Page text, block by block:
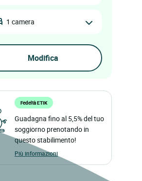
1 camera
Fedeltà ETIK
Guadagna fino al 5,5% del tuo
soggiorno prenotando in
questo stabilimento!
Più informazioni